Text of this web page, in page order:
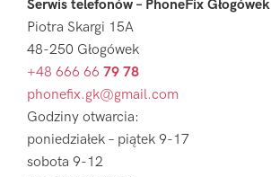
Serwis telefonów – PhoneFix Głogówek
Piotra Skargi 15A
48-250 Głogówek
+48 666 66 79 78
phonefix.gk@gmail.com
Godziny otwarcia:
poniedziałek – piątek 9-17
sobota 9-12